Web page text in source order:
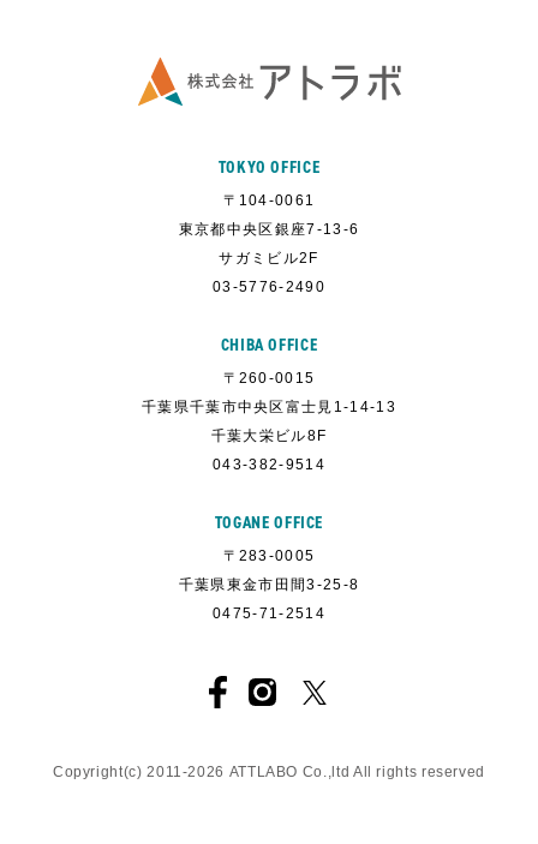
TOKYO OFFICE
〒104-0061
東京都中央区銀座7-13-6
サガミビル2F
03-5776-2490
CHIBA OFFICE
〒260-0015
千葉県千葉市中央区富士見1-14-13
千葉大栄ビル8F
043-382-9514
TOGANE OFFICE
〒283-0005
千葉県東金市田間3-25-8
0475-71-2514
Copyright(c) 2011-2026 ATTLABO Co.,ltd All rights reserved